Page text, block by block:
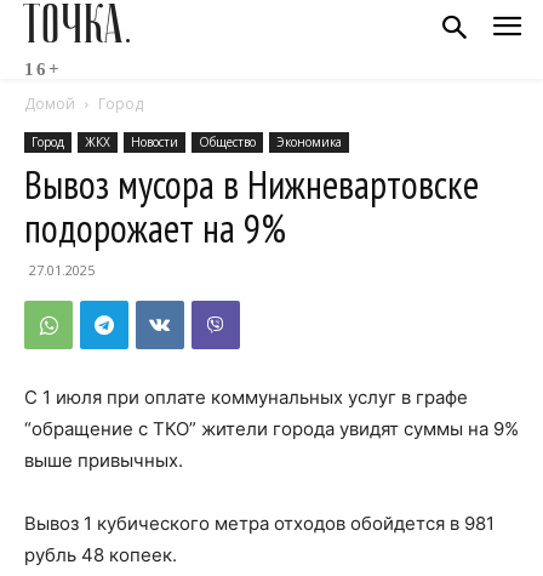
ТОЧКА.
16+
Домой Город
Город ЖКХ Новости Общество Экономика
Вывоз мусора в Нижневартовске
подорожает на 9%
27.01.2025
С 1 июля при оплате коммунальных услуг в графе
“обращение с ТКО” жители города увидят суммы на 9%
выше привычных.
Вывоз 1 кубического метра отходов обойдется в 981
рубль 48 копеек.